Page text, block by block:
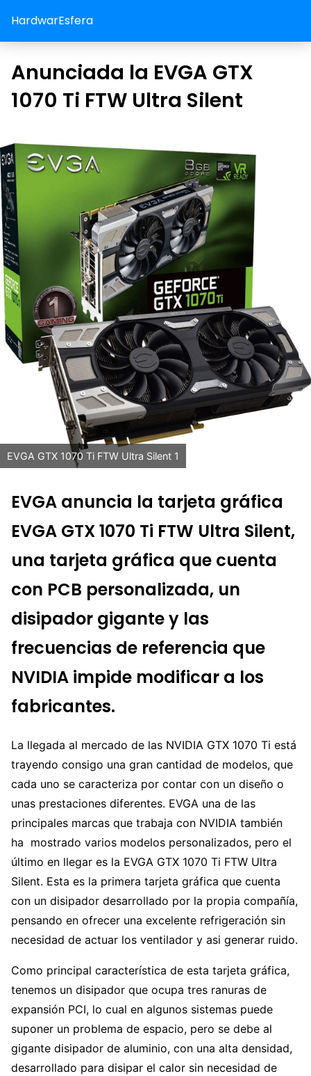
HardwarEsfera
Anunciada la EVGA GTX
1070 Ti FTW Ultra Silent
EVGA GTX 1070 Ti FTW Ultra Silent 1
EVGA anuncia la tarjeta gráfica
EVGA GTX 1070 Ti FTW Ultra Silent,
una tarjeta gráfica que cuenta
con PCB personalizada, un
disipador gigante y las
frecuencias de referencia que
NVIDIA impide modificar a los
fabricantes.
La llegada al mercado de las NVIDIA GTX 1070 Ti está
trayendo consigo una gran cantidad de modelos, que
cada uno se caracteriza por contar con un diseño o
unas prestaciones diferentes. EVGA una de las
principales marcas que trabaja con NVIDIA también
ha mostrado varios modelos personalizados, pero el
último en llegar es la EVGA GTX 1070 Ti FTW Ultra
Silent. Esta es la primera tarjeta gráfica que cuenta
con un disipador desarrollado por la propia compañía,
pensando en ofrecer una excelente refrigeración sin
necesidad de actuar los ventilador y asi generar ruido.
Como principal característica de esta tarjeta gráfica,
tenemos un disipador que ocupa tres ranuras de
expansión PCI, lo cual en algunos sistemas puede
suponer un problema de espacio, pero se debe al
gigante disipador de aluminio, con una alta densidad,
desarrollado para disipar el calor sin necesidad de